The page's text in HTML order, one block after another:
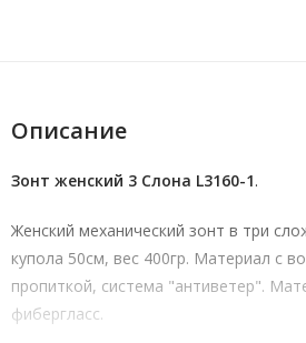
Описание
Зонт женский 3 Cлона L3160-1.
Женский механический зонт в три
купола 50см, вес 400гр. Материал с
пропиткой, система "антиветер".
фибергласс.